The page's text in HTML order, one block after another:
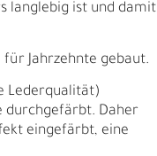
langlebig ist und damit
Jahrzehnte gebaut.
Lederqualität)
durchgefärbt. Daher
eingefärbt, eine